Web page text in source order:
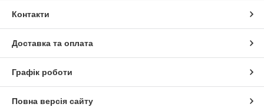
Контакти
Доставка та оплата
Графік роботи
Повна версія сайту